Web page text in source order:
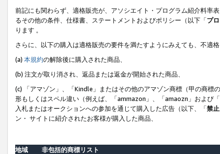
前記にも関わらず、適格販売が、アソシエイト・プログラム紹介料率
るその他の条件、仕様書、ステートメントおよびポリシー（以下「プ
ります 。
さらに、以下の購入は適格販売の要件を満たすようにみえても、不適
(a) 本規約の解除後に購入された商品、
(b) 注文が取り消され、返品または返金が開始された商品、
(c) 「アマゾン」、「Kindle」またはその他のアマゾン商標（甲の商
形もしくはスペル違い（例えば、「ammazon」、「amaozn」および
入札またはオークションへの参加を通じて購入した広告（以下、「禁
ン・ サイトに紹介されたお客様が購入した商品、
地域
非包括的商標リスト